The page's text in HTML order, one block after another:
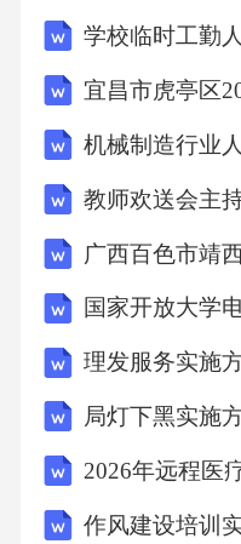
有。/不，我没有。
dress（连衣裙）
shorts（短裤）,coat
t（帽子）,shoes（
nice（好看的）,new
（大的）,small（小
keoff（脱掉）
（必默写）
么？）
裙。）
okcool!（你看起来
学校临时工勤
教师欢送会主
理发服务实施
局灯下黑实施
2026年远程医
作风建设培训